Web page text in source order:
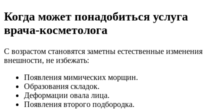
Когда может понадобиться услуга
врача-косметолога
С возрастом становятся заметны естественные изменения
внешности, не избежать:
Появления мимических морщин.
Образования складок.
Деформации овала лица.
Появления второго подбородка.